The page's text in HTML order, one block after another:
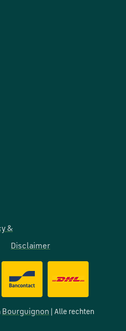
&
Disclaimer
Bourguignon | Alle rechten